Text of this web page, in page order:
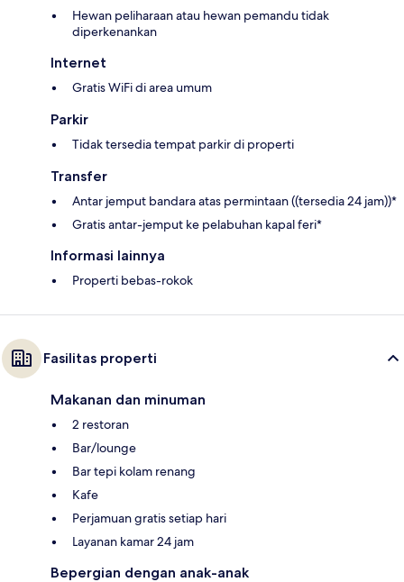
Hewan peliharaan atau hewan pemandu tidak
diperkenankan
Internet
Gratis WiFi di area umum
Parkir
Tidak tersedia tempat parkir di properti
Transfer
Antar jemput bandara atas permintaan ((tersedia 24 jam))*
Gratis antar-jemput ke pelabuhan kapal feri*
Informasi lainnya
Properti bebas-rokok
Fasilitas properti
Makanan dan minuman
2 restoran
Bar/lounge
Bar tepi kolam renang
Kafe
Perjamuan gratis setiap hari
Layanan kamar 24 jam
Bepergian dengan anak-anak